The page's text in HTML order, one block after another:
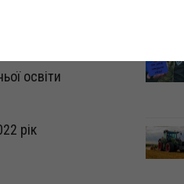
груп
освіти
рік